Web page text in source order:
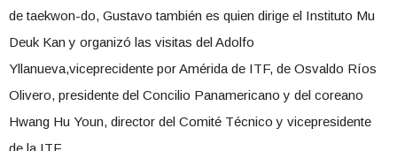
de taekwon-do, Gustavo también es quien dirige el Instituto Mu
Deuk Kan y organizó las visitas del Adolfo
Yllanueva,viceprecidente por Amérida de ITF, de Osvaldo Ríos
Olivero, presidente del Concilio Panamericano y del coreano
Hwang Hu Youn, director del Comité Técnico y vicepresidente
de la ITF